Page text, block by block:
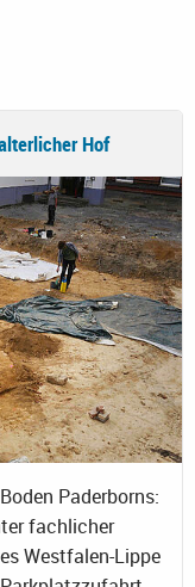
Hof
Paderborns:
fachlicher
Westfalen-Lippe